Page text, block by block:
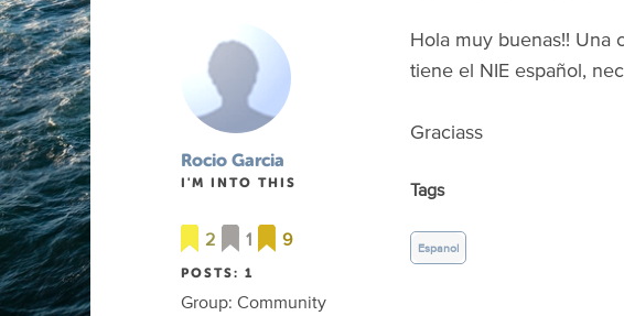
Rocio Garcia
I'M INTO THIS
2 1 9
POSTS: 1
Group: Community
Hola muy buenas!! Una
tiene el NIE español,
Graciass
Tags
Espanol